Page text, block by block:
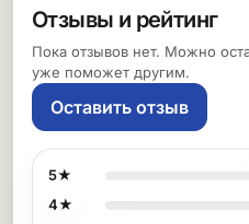
Отзывы и рейтинг
Пока отзывов нет. Можно
уже поможет другим.
Оставить отзыв
5★
4★